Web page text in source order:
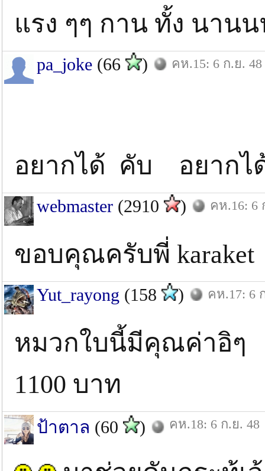
แรง ๆๆ กาน ทั้ง นา
pa_joke (66 ) คห.15: 6 ก.ย. 48
อยากได้ คับ อยากไ
webmaster (2910 ) คห.16: 6
ขอบคุณครับพี่ karaket
Yut_rayong (158 ) คห.17: 6
หมวกใบนี้มีคุณค่าอิๆ
1100 บาท
ป้าตาล (60 ) คห.18: 6 ก.ย. 48